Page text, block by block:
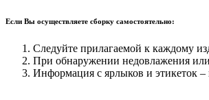
Если Вы осуществляете сборку самостоятельно:
Следуйте прилагаемой к каждому
При обнаружении недовлажения или
Информация с ярлыков и этикеток –